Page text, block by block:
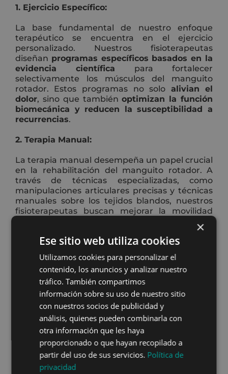
1. Ejercicio Específico:
La base fundamental de nuestro enfoque
terapéutico se encuentra en el ejercicio
personalizado. Nuestros fisioterapeutas
diseñan programas específicos basados en la
evidencia científica para fortalecer
selectivamente los músculos del manguito
rotador. Estos programas no solo alivian el
dolor, sino que tambiénoptimizan la función
biomecánica y reducen la susceptibilidad a
recurrencias.
2. Terapia Manual:
La terapia manual desempeña un papel crucial
en la rehabilitación del manguito rotador. A
través de técnicas especializadas, como
manipulaciones articulares precisas y técnicas
manuales sobre los tejidos blandos, nuestros
fisioterapeutas buscan mejorar la movilidad
estimular la respuesta regenerativa de los
tejidos afectados.
3. Radiofrecuencia/Diatermia:
La radiofrecuencia o diatermia, una modalidad
terapéutica de vanguardia, representa una
herramienta fundamental en nuestro arsenal
para abordar el dolor en el manguito rotador.
Esta técnica se basa en la aplicación de ondas
electromagnéticas de alta frecuencia para
generar calor profundo y controlado en los
tejidos afectados. La diatermia ha demostrado
su eficacia en la mejora de la circulación
×
Ese sitio web utiliza cookies
Utilizamos cookies para personalizar el
contenido, los anuncios y analizar nuestro
tráfico. También compartimos
información sobre su uso de nuestro sitio
con nuestros socios de publicidad y
análisis, quienes pueden combinarla con
otra información que les haya
proporcionado o que hayan recopilado a
partir del uso de sus servicios. Política de
privacidad